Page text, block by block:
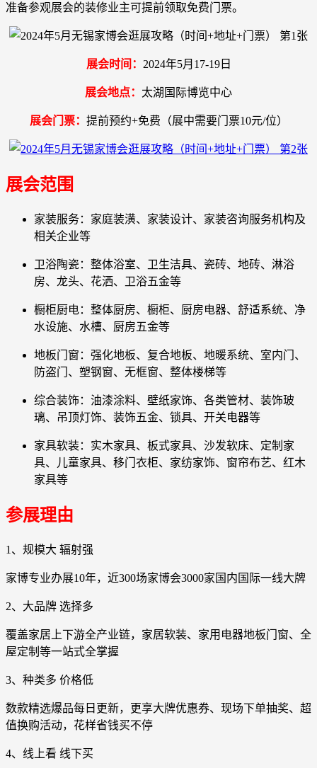
准备参观展会的装修业主可提前领取免费门票。
展会时间： 2024年5月17-19日
展会地点： 太湖国际博览中心
展会门票： 提前预约+免费（展中需要门票10元/位）
展会范围
家装服务：家庭装潢、家装设计、家装咨询服务机构及
相关企业等
卫浴陶瓷：整体浴室、卫生洁具、瓷砖、地砖、淋浴
房、龙头、花洒、卫浴五金等
橱柜厨电：整体厨房、橱柜、厨房电器、舒适系统、净
水设施、水槽、厨房五金等
地板门窗：强化地板、复合地板、地暖系统、室内门、
防盗门、塑钢窗、无框窗、整体楼梯等
综合装饰：油漆涂料、壁纸家饰、各类管材、装饰玻
璃、吊顶灯饰、装饰五金、锁具、开关电器等
家具软装：实木家具、板式家具、沙发软床、定制家
具、儿童家具、移门衣柜、家纺家饰、窗帘布艺、红木
家具等
参展理由
1、规模大 辐射强
家博专业办展10年，近300场家博会3000家国内国际一线大牌
2、大品牌 选择多
覆盖家居上下游全产业链，家居软装、家用电器地板门窗、全
屋定制等一站式全掌握
3、种类多 价格低
数款精选爆品每日更新，更享大牌优惠券、现场下单抽奖、超
值换购活动，花样省钱买不停
4、线上看 线下买